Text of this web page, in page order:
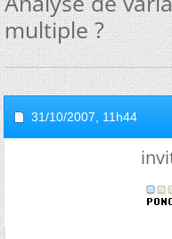
multiple ?
31/10/2007, 11h44